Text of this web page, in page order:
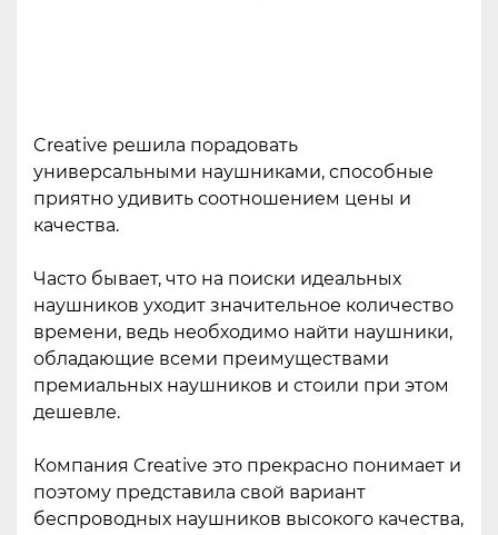
Creative решила порадовать
универсальными наушниками, способные
приятно удивить соотношением цены и
качества.
Часто бывает, что на поиски идеальных
наушников уходит значительное количество
времени, ведь необходимо найти наушники,
обладающие всеми преимуществами
премиальных наушников и стоили при этом
дешевле.
Компания Creative это прекрасно понимает и
поэтому представила свой вариант
беспроводных наушников высокого качества,